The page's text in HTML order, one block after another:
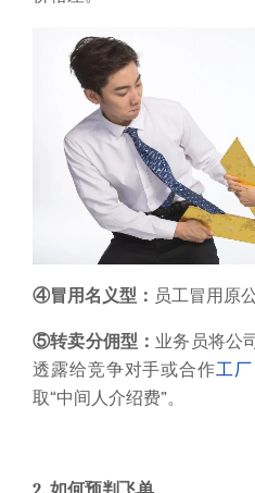
④冒用名义型： 员工冒用原
⑤转卖分佣型： 业务员将公
透露给竞争对手或合作工厂
取“中间人介绍费”。